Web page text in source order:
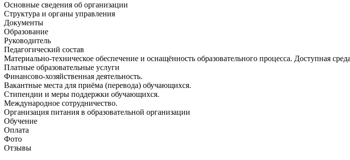
Основные сведения об организации
Структура и органы управления
Документы
Образование
Руководитель
Педагогический состав
Материально-техническое обеспечение и оснащённость образовательного процесса. Доступная
Платные образовательные услуги
Финансово-хозяйственная деятельность.
Вакантные места для приёма (перевода) обучающихся.
Стипендии и меры поддержки обучающихся.
Международное сотрудничество.
Организация питания в образовательной организации
Обучение
Оплата
Фото
Отзывы